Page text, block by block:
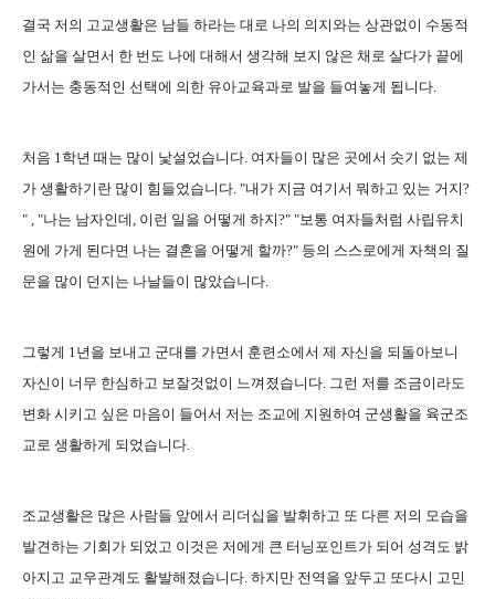
결국 저의 고교생활은 남들 하라는 대로 나의 의지와는 상관없이 수동적
인 삶을 살면서 한 번도 나에 대해서 생각해 보지 않은 채로 살다가 끝에
가서는 충동적인 선택에 의한 유아교육과로 발을 들여놓게 됩니다.
처음 1학년 때는 많이 낯설었습니다. 여자들이 많은 곳에서 숫기 없는 제
가 생활하기란 많이 힘들었습니다. "내가 지금 여기서 뭐하고 있는 거지?
" , "나는 남자인데, 이런 일을 어떻게 하지?" "보통 여자들처럼 사립유치
원에 가게 된다면 나는 결혼을 어떻게 할까?" 등의 스스로에게 자책의 질
문을 많이 던지는 나날들이 많았습니다.
그렇게 1년을 보내고 군대를 가면서 훈련소에서 제 자신을 되돌아보니
자신이 너무 한심하고 보잘것없이 느껴졌습니다. 그런 저를 조금이라도
변화 시키고 싶은 마음이 들어서 저는 조교에 지원하여 군생활을 육군조
교로 생활하게 되었습니다.
조교생활은 많은 사람들 앞에서 리더십을 발휘하고 또 다른 저의 모습을
발견하는 기회가 되었고 이것은 저에게 큰 터닝포인트가 되어 성격도 밝
아지고 교우관계도 활발해졌습니다. 하지만 전역을 앞두고 또다시 고민